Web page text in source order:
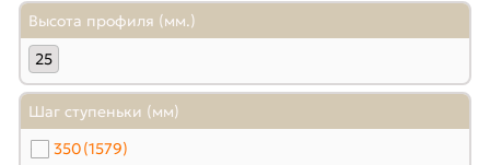
Высота профиля (мм.)
25
Шаг ступеньки (мм)
350(1579)